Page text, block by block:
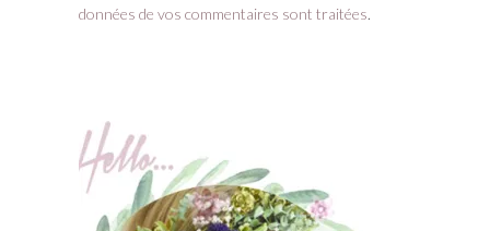
données de vos commentaires sont traitées.